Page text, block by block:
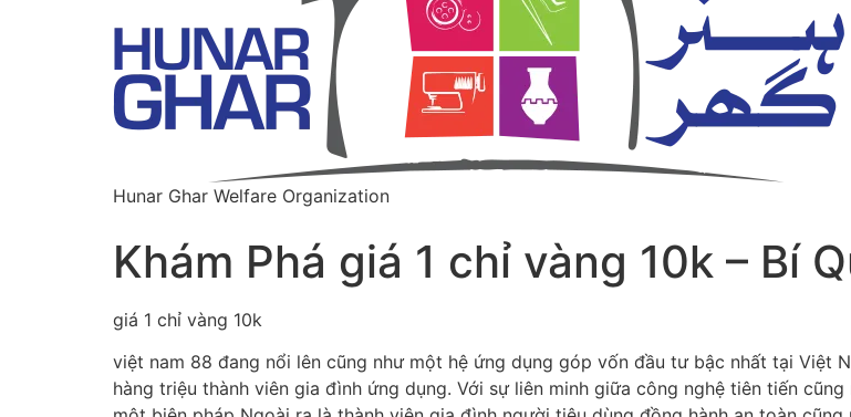
Hunar Ghar Welfare Organization
Khám Phá giá 1 chỉ vàng 10k – Bí
giá 1 chỉ vàng 10k
việt nam 88 đang nổi lên cũng như một hệ ứng dụng góp vốn đầu tư bậc nhất tại Việt
hàng triệu thành viên gia đình ứng dụng. Với sự liên minh giữa công nghệ tiên tiến